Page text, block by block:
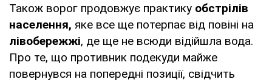
Також ворог продовжує практику обстрілів
населення, яке все ще потерпає від повіні на
лівобережжі, де ще не всюди відійшла вода.
Про те, що противник подекуди майже
повернувся на попередні позиції, свідчить